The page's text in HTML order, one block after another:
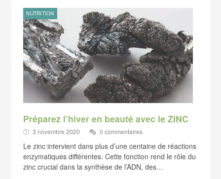
NUTRITION
Préparez l’hiver en beauté avec le ZINC
3 novembre 2020 0 commentaires
Le zinc intervient dans plus d’une centaine de réactions
enzymatiques différentes. Cette fonction rend le rôle du
zinc crucial dans la synthèse de l’ADN, des…